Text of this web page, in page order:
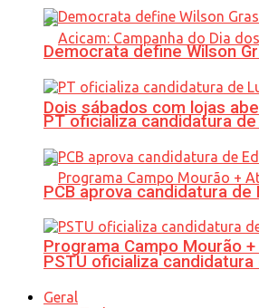
Dois sábados com lojas
Programa Campo Mourão
Democrata define Wilson
PT oficializa candidatura
PCB aprova candidatura
PSTU oficializa
Geral